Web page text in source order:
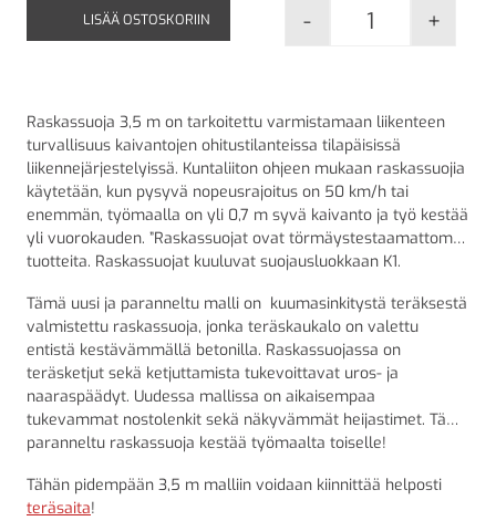
Raskassuoja
- +
LISÄÄ OSTOSKORIIN
Raskassuoja 3,5 m on tarkoitettu varmistamaan liikenteen
turvallisuus kaivantojen ohitustilanteissa tilapäisissä
liikennejärjestelyissä. Kuntaliiton ohjeen mukaan raskassuojia
käytetään, kun pysyvä nopeusrajoitus on 50 km/h tai
enemmän, työmaalla on yli 0,7 m syvä kaivanto ja työ kestää
yli vuorokauden. ”Raskassuojat ovat törmäystestaamattomia
tuotteita. Raskassuojat kuuluvat suojausluokkaan K1.
Tämä uusi ja paranneltu malli on kuumasinkitystä teräksestä
valmistettu raskassuoja, jonka teräskaukalo on valettu
entistä kestävämmällä betonilla. Raskassuojassa on
teräsketjut sekä ketjuttamista tukevoittavat uros- ja
naaraspäädyt. Uudessa mallissa on aikaisempaa
tukevammat nostolenkit sekä näkyvämmät heijastimet. Tämä
paranneltu raskassuoja kestää työmaalta toiselle!
Tähän pidempään 3,5 m malliin voidaan kiinnittää helposti
teräsaita!